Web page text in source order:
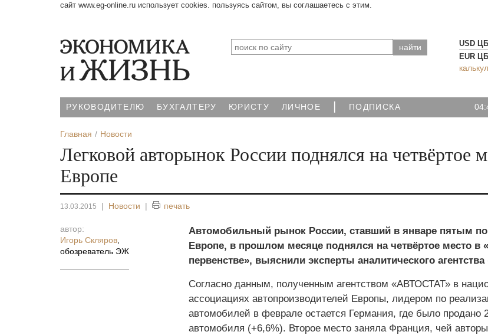
сайт www.eg-online.ru использует cookies. пользуясь сайтом, вы соглашаетесь с этим.
USD ЦБ
EUR ЦБ
РУКОВОДИТЕЛЮ БУХГАЛТЕРУ ЮРИСТУ ЛИЧНОЕ | ПОДПИСКА
Главная Новости
Легковой авторынок России поднялся на четвёртое
Европе
13.03.2015 | Новости | печать
автор:
Игорь Скляров
обозреватель ЭЖ
Автомобильный рынок России, ставший в январе пятым
Европе, в прошлом месяце поднялся на четвёртое место в
первенстве», выяснили эксперты аналитического
Согласно данным, полученным агентством «АВТОСТАТ» в
ассоциациях автопроизводителей Европы, лидером по
автомобилей в феврале остается Германия, где было продано
автомобиля (+6,6%). Второе место заняла Франция, чей